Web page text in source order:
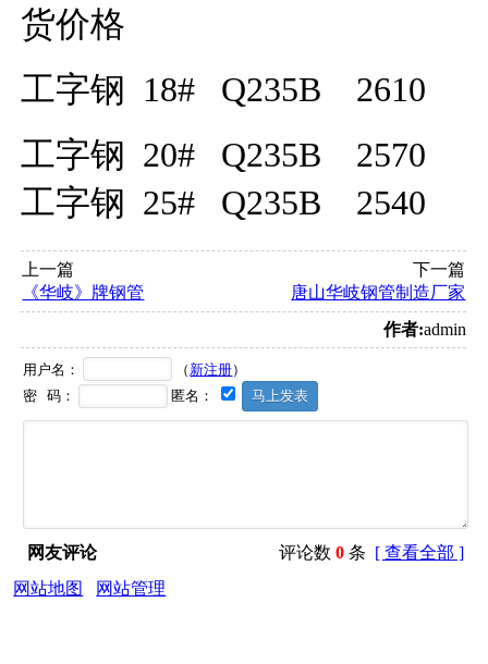
货价格
工字钢 18# Q235B 2610
工字钢 20# Q235B 2570
工字钢 25# Q235B 2540
上一篇
《华岐》牌钢管
下一篇
唐山华岐钢管制造厂家
作者:admin
用户名： （ 新注册）
密 码：
匿名：
网友评论 评论数0 条 [ 查看全部 ]
网站地图
网站管理